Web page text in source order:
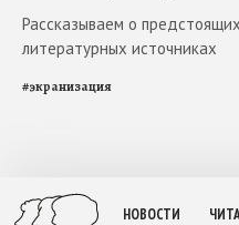
Рассказываем о
литературных источниках
#экранизация
НОВОСТИ